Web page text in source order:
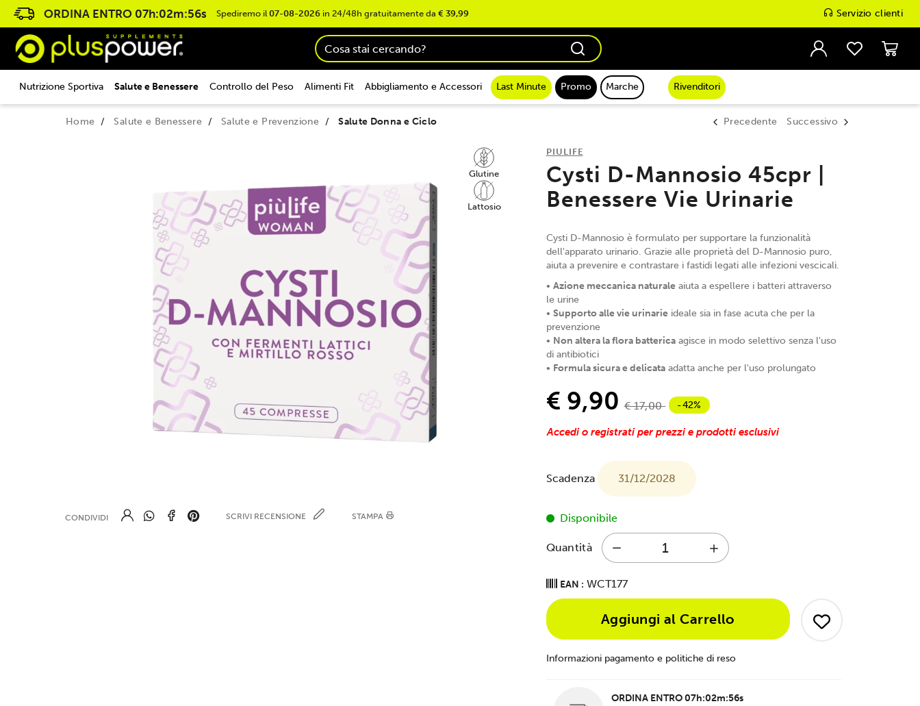
ORDINA ENTRO 07h:02m:55s Spediremo il 07-08-2026 in 24/48h gratuitamente da € 39,99 Servizio clienti
Nutrizione Sportiva Salute e Benessere Controllo del Peso Alimenti Fit Abbigliamento e Accessori Last Minute Promo Marche Rivenditori
Home Salute e Benessere Salute e Prevenzione Salute Donna e Ciclo Precedente Successivo
Glutine
Lattosio
CONDIVIDI SCRIVI RECENSIONE STAMPA
PIULIFE
Cysti D-Mannosio 45cpr |
Benessere Vie Urinarie
Cysti D-Mannosio è formulato per supportare la funzionalità
dell'apparato urinario. Grazie alle proprietà del D-Mannosio puro,
aiuta a prevenire e contrastare i fastidi legati alle infezioni vescicali.
• Azione meccanica naturaleaiuta a espellere i batteri attraverso
le urine
• Supporto alle vie urinarieideale sia in fase acuta che per la
prevenzione
• Non altera la flora battericaagisce in modo selettivo senza l'uso
di antibiotici
• Formula sicura e delicataadatta anche per l'uso prolungato
€ 9,90 € 17,00 -42%
Accedi o registrati per prezzi e prodotti esclusivi
Scadenza 31/12/2028
Disponibile
Quantità
EAN : WCT177
Aggiungi al Carrello
Informazioni pagamento e politiche di reso
ORDINA ENTRO07h:02m:55s